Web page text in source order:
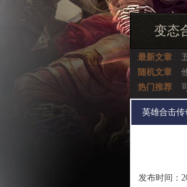
变态
最新文章
随机文章
热门推荐
英雄合击传
发布时间：